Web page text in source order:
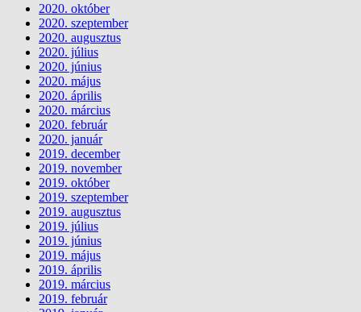
2020. október
2020. szeptember
2020. augusztus
2020. július
2020. június
2020. május
2020. április
2020. március
2020. február
2020. január
2019. december
2019. november
2019. október
2019. szeptember
2019. augusztus
2019. július
2019. június
2019. május
2019. április
2019. március
2019. február